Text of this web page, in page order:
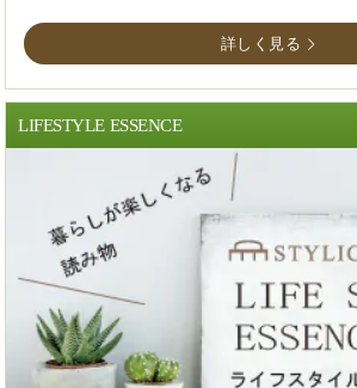
詳しく見る
LIFESTYLE ESSENCE